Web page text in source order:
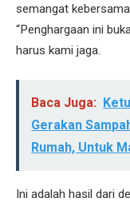
semangat
“Penghargaan ini
harus kami jaga.
Baca Juga:
Gerakan
Rumah, Untuk
Ini adalah hasil dari